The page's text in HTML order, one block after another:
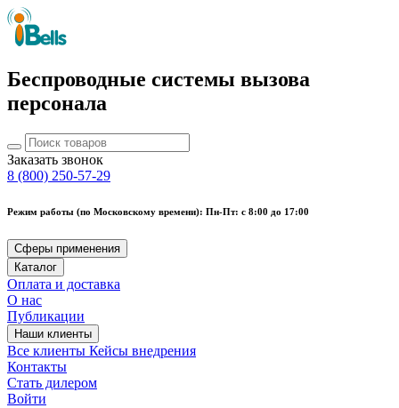
Беспроводные системы вызова
персонала
Заказать звонок
8 (800) 250-57-29
Режим работы (по Московскому времени): Пн-Пт: с 8:00 до 17:00
Сферы применения
Каталог
Оплата и доставка
О нас
Публикации
Наши клиенты
Все клиенты Кейсы внедрения
Контакты
Стать дилером
Войти